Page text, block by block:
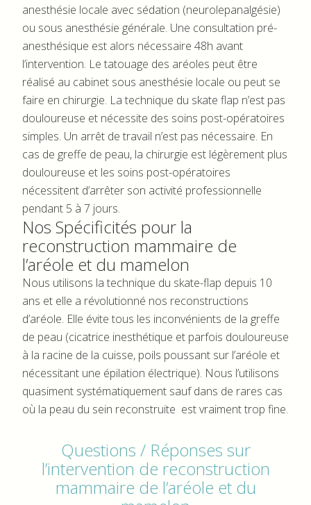
anesthésie locale avec sédation (neurolepanalgésie)
ou sous anesthésie générale. Une consultation pré-
anesthésique est alors nécessaire 48h avant
l’intervention. Le tatouage des aréoles peut être
réalisé au cabinet sous anesthésie locale ou peut se
faire en chirurgie. La technique du skate flap n’est pas
douloureuse et nécessite des soins post-opératoires
simples. Un arrêt de travail n’est pas nécessaire. En
cas de greffe de peau, la chirurgie est légèrement plus
douloureuse et les soins post-opératoires
nécessitent d’arrêter son activité professionnelle
pendant 5 à 7 jours.
Nos Spécificités pour la
reconstruction mammaire de
l’aréole et du mamelon
Nous utilisons la technique du skate-flap depuis 10
ans et elle a révolutionné nos reconstructions
d’aréole. Elle évite tous les inconvénients de la greffe
de peau (cicatrice inesthétique et parfois douloureuse
à la racine de la cuisse, poils poussant sur l’aréole et
nécessitant une épilation électrique). Nous l’utilisons
quasiment systématiquement sauf dans de rares cas
où la peau du sein reconstruite est vraiment trop fine.
Questions / Réponses sur
l’intervention de reconstruction
mammaire de l’aréole et du